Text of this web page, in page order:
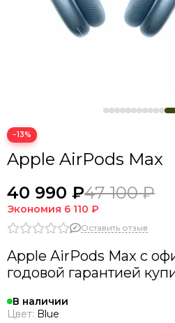
−13%
Apple AirPods Max
40 990 ₽47 100 ₽
Экономия 6 110 ₽
Оставить отзыв
Apple AirPods Max с
годовой гарантией
В наличии
Цвет: Blue